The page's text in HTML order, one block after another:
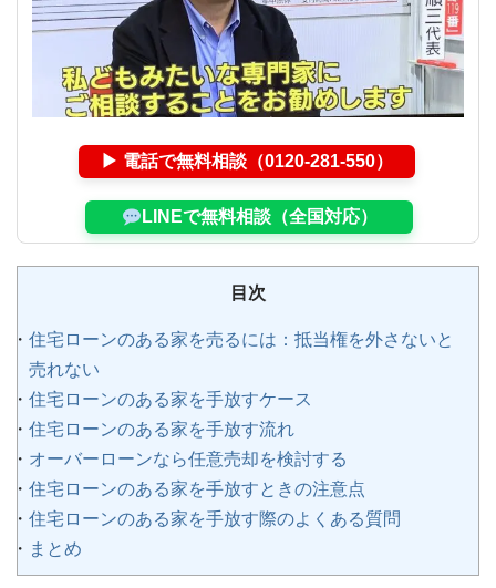
▶ 電話で無料相談（0120-281-550）
LINEで無料相談（全国対応）
目次
住宅ローンのある家を売るには：抵当権を外さないと
売れない
住宅ローンのある家を手放すケース
住宅ローンのある家を手放す流れ
オーバーローンなら任意売却を検討する
住宅ローンのある家を手放すときの注意点
住宅ローンのある家を手放す際のよくある質問
まとめ